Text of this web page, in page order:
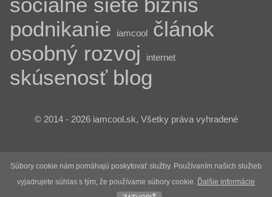
podnikanie
iamcool
článok
osobný rozvoj
internet
skúsenosť blog
© 2014 - 2026 iamcool.sk, Všetky práva vyhradené
Súbory cookie nám pomáhajú poskytovať služby. Používaním našich služieb
vyjadrujete súhlas s tým, že používame súbory cookie. Ďalšie informácie